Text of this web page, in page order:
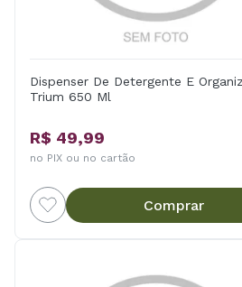
Dispenser De Detergente E
Trium 650 Ml
R$ 49,99
no PIX ou no cartão
Comprar